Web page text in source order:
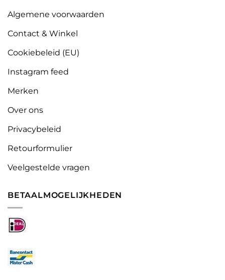
Algemene voorwaarden
Contact & Winkel
Cookiebeleid (EU)
Instagram feed
Merken
Over ons
Privacybeleid
Retourformulier
Veelgestelde vragen
BETAALMOGELIJKHEDEN